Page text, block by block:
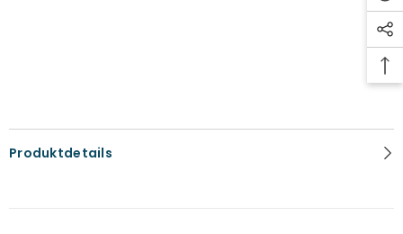
Produktdetails